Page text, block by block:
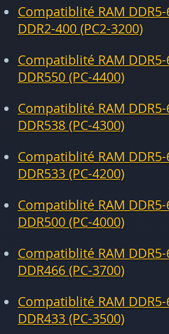
Compatiblité RAM
DDR2-400 (PC2-3200)
Compatiblité RAM
DDR550 (PC-4400)
Compatiblité RAM
DDR538 (PC-4300)
Compatiblité RAM
DDR533 (PC-4200)
Compatiblité RAM
DDR500 (PC-4000)
Compatiblité RAM
DDR466 (PC-3700)
Compatiblité RAM
DDR433 (PC-3500)